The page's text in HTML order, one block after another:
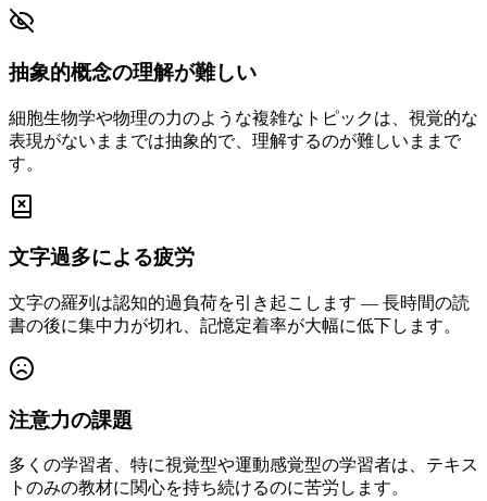
抽象的概念の理解が難しい
細胞生物学や物理の力のような複雑なトピックは、視覚的な
表現がないままでは抽象的で、理解するのが難しいままで
す。
文字過多による疲労
文字の羅列は認知的過負荷を引き起こします — 長時間の読
書の後に集中力が切れ、記憶定着率が大幅に低下します。
注意力の課題
多くの学習者、特に視覚型や運動感覚型の学習者は、テキス
トのみの教材に関心を持ち続けるのに苦労します。